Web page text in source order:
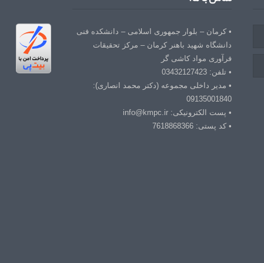
• کرمان – بلوار جمهوری اسلامی – دانشکده فنی
دانشگاه شهید باهنر کرمان – مرکز تحقیقات
فرآوری مواد کاشی گر
• تلفن: 03432127423
• مدیر داخلی مجموعه (دکتر محمد انصاری):
09135001840
• پست الکترونیکی: info@kmpc.ir
• کد پستی: 7618868366